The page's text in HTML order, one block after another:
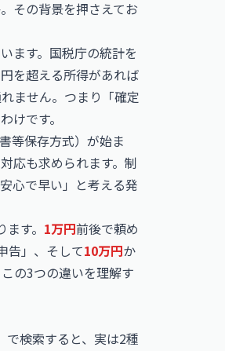
その背景を押さえてお
ます。国税庁の統計を
を超える所得があれば
ません。つまり「確定
けです。
等保存方式）が始ま
応も求められます。制
心で早い」と考える発
す。 1万円前後で頼め
告」、そして10万円か
の3つの違いを理解す
で検索すると、実は2種